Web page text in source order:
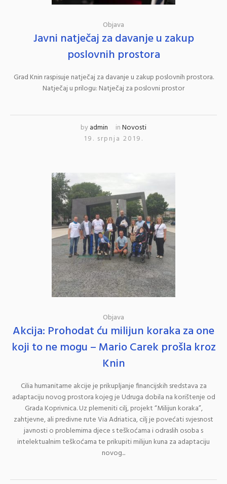
Objava
Javni natječaj za davanje u zakup
poslovnih prostora
Grad Knin raspisuje natječaj za davanje u zakup poslovnih prostora.
Natječaj u prilogu: Natječaj za poslovni prostor
byadmin inNovosti
19. srpnja 2019.
Objava
Akcija: Prohodat ću milijun koraka za one
koji to ne mogu – Mario Carek prošla kroz
Knin
Cilia humanitarne akcije je prikupljanje financijskih sredstava za
adaptaciju novog prostora kojeg je Udruga dobila na korištenje od
Grada Koprivnica. Uz plemeniti cilj, projekt “Milijun koraka”,
zahtjevne, ali predivne rute Via Adriatica, cilj je povećati svjesnost
javnosti o problemima djece s teškoćama i odraslih osoba s
intelektualnim teškoćama te prikupiti milijun kuna za adaptaciju
novog...